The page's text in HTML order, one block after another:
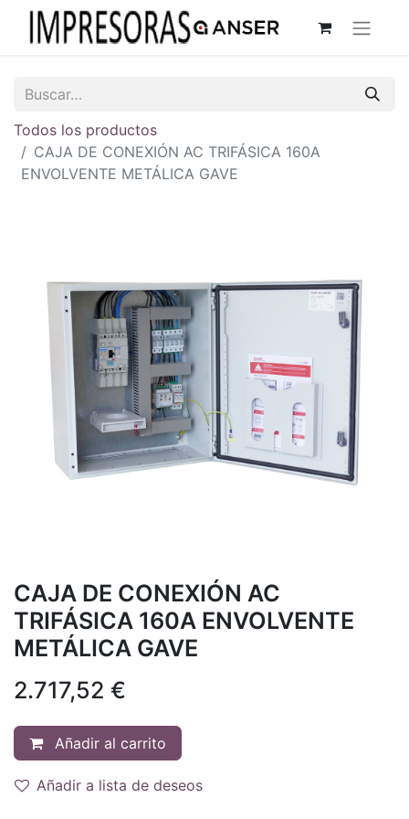
Todos los productos
CAJA DE CONEXIÓN AC TRIFÁSICA 160A
ENVOLVENTE METÁLICA GAVE
CAJA DE CONEXIÓN AC
TRIFÁSICA 160A ENVOLVENTE
METÁLICA GAVE
2.717,52 €
Añadir al carrito
Añadir a lista de deseos